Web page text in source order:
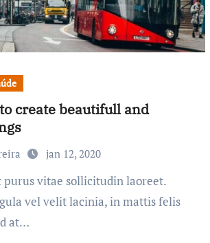
create beautifull and
jan 12, 2020
vel velit lacinia, in mattis felis
at…